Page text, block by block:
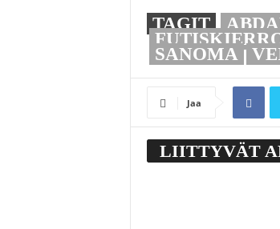
TAGIT
SANOMA
Jaa
LIITTYVÄT